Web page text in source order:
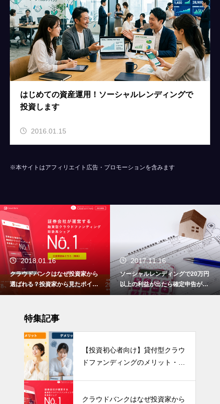
はじめての資産運用！ソーシャルレンディングで
投資します
2016.01.15
※本サイトはアフィリエイト広告・プロモーションを含みます
2017.11.16
ソーシャルレンディングで20万円
以上の利益が出たら確定申告が必
要です！
2017.10.20
クラウドバンクにて2017年10月
分として配当された分配金の内容
を公開します！
特集記事
【投資初心者向け】貸付型クラウ
ドファンディングのメリット・デ
クラウドバンクはなぜ投資家から